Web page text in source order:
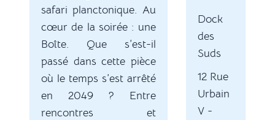
safari planctonique. Au
cœur de la soirée : une
Boîte. Que s’est-il
passé dans cette pièce
où le temps s’est arrêté
en 2049 ? Entre
rencontres et
Dock
des
Suds
12 Rue
Urbain
V -